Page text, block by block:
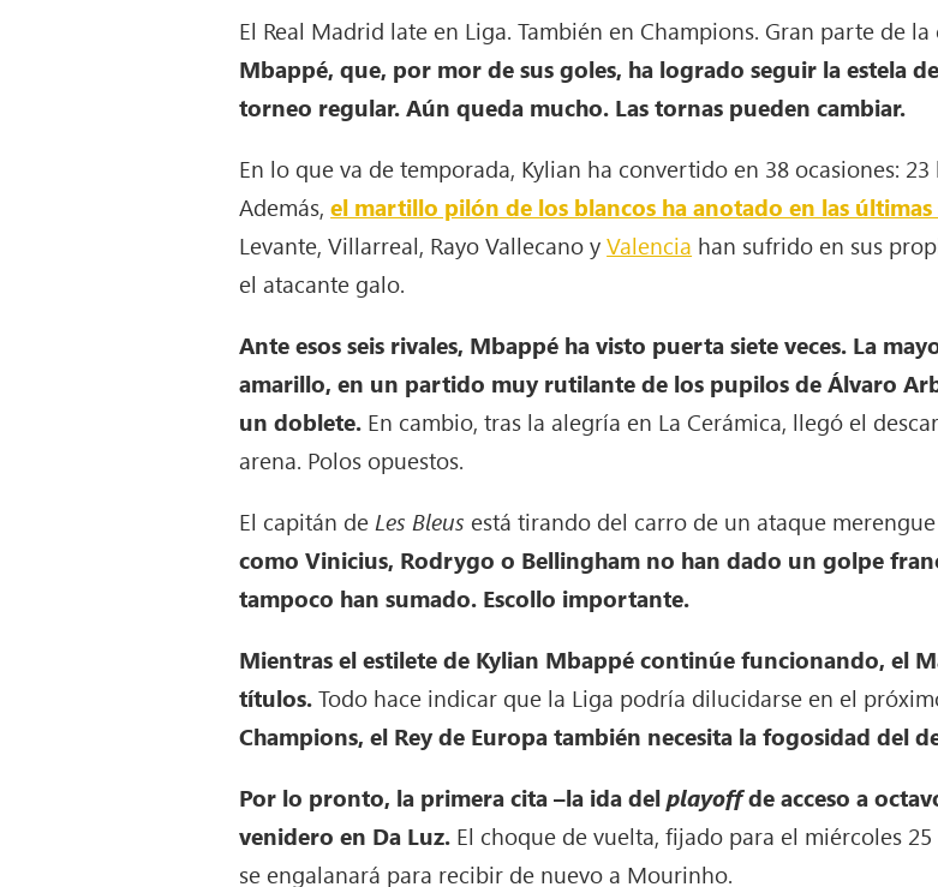
El Real Madrid late en Liga. También en Champions. Gran parte de
Mbappé, que, por mor de sus goles, ha logrado seguir la estela
torneo regular. Aún queda mucho. Las tornas pueden cambiar.
En lo que va de temporada, Kylian ha convertido en 38 ocasiones:
Además,el martillo pilón de los blancos ha anotado en las últimas
Levante, Villarreal, Rayo Vallecano yValencia han sufrido en sus
el atacante galo.
Ante esos seis rivales, Mbappé ha visto puerta siete veces. La
amarillo, en un partido muy rutilante de los pupilos de Álvaro
un doblete. En cambio, tras la alegría en La Cerámica, llegó el
arena. Polos opuestos.
El capitán de Les Bleus está tirando del carro de un ataque
como Vinicius, Rodrygo o Bellingham no han dado un golpe
tampoco han sumado. Escollo importante.
Mientras el estilete de Kylian Mbappé continúe funcionando, el
títulos.Todo hace indicar que la Liga podría dilucidarse en el
Champions, el Rey de Europa también necesita la fogosidad del
Por lo pronto, la primera cita –la ida delplayoffde acceso a
venidero en Da Luz. El choque de vuelta, fijado para el miércoles
se engalanará para recibir de nuevo a Mourinho.